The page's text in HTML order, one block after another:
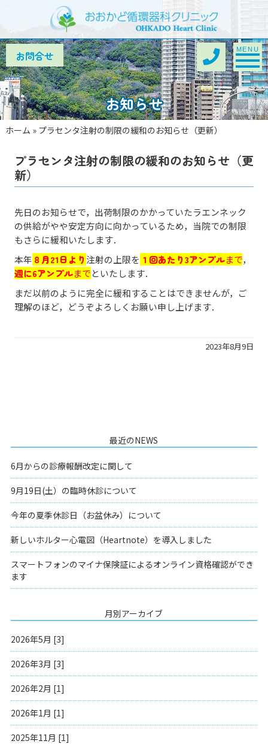
Toggle
MENU
お知らせ
ホーム » プラセンタ注射の制限の緩和のお知らせ（更新）
プラセンタ注射の制限の緩和のお知らせ（更
新）
先日のお知らせで，出荷制限のかかっていたラエンネック
の供給がやや安定方向に向かっているため，当院での制限
もさらに緩和いたします．
本年 ８月21日より注射の上限を １回あたり3アンプルまで，
週に6アンプルまでといたします．
まだ以前のように完全に緩和することはできませんが，ご
理解のほど，どうぞよろしくお願い申し上げます．
2023年8月9日
最近のNEWS
6月からの診療報酬改定に関して
9月19日(土）の臨時休診について
今年の夏季休診日（お盆休み）について
新しいホルター心電図（Heartnote）を導入しました
スマートフォンのマイナ保険証によるオンライン資格確認ができ
ます
月別アーカイブ
2026年5月 [3]
2026年3月 [3]
2026年2月 [1]
2026年1月 [1]
2025年11月 [1]